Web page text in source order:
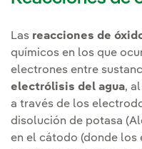
Las reacciones de
químicos en los que
electrones entre
electrólisis del agua,
a través de los
disolución de potasa
en el cátodo (donde los